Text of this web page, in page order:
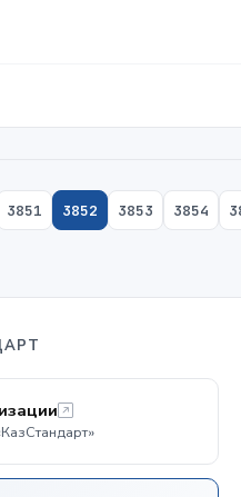
3851 3852 3853 3854